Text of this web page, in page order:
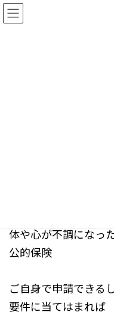
コ
ン
ナ
ビ
体や心が不調になっ
公的保険
ご自身で申請できる
要件に当てはまれば